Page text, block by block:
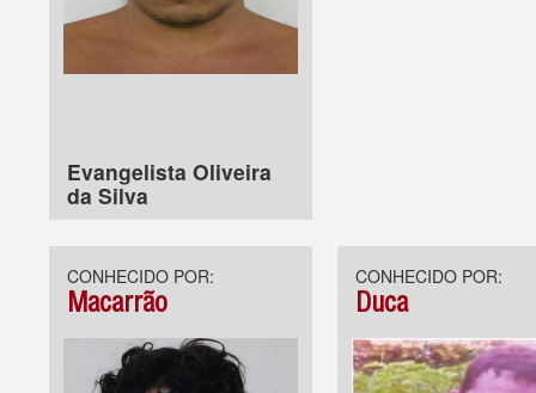
Evangelista Oliveira
da Silva
CONHECIDO POR:
Macarrão
CONHECIDO POR:
Duca